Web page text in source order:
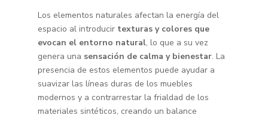
Los elementos naturales afectan la energía del
espacio al introducir texturas y colores que
evocan el entorno natural, lo que a su vez
genera una sensación de calma y bienestar. La
presencia de estos elementos puede ayudar a
suavizar las líneas duras de los muebles
modernos y a contrarrestar la frialdad de los
materiales sintéticos, creando un balance